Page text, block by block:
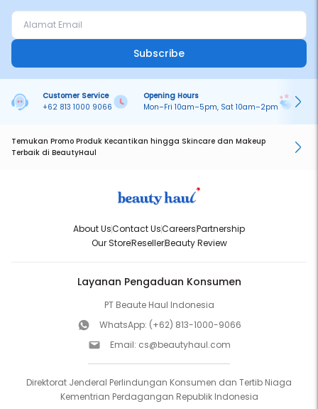
Subscribe
Customer Service
+62 813 1000 9066
Opening Hours
Mon–Fri 10am–5pm, Sat 10am–2pm
Temukan Promo Produk Kecantikan hingga Skincare dan Makeup
Terbaik di BeautyHaul
About UsContact UsCareersPartnership
Our StoreResellerBeauty Review
Layanan Pengaduan Konsumen
PT Beaute Haul Indonesia
WhatsApp: (+62) 813-1000-9066
Email: cs@beautyhaul.com
Direktorat Jenderal Perlindungan Konsumen dan Tertib Niaga
Kementrian Perdagangan Republik Indonesia